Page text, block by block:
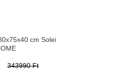
cm Solei
343990 Ft